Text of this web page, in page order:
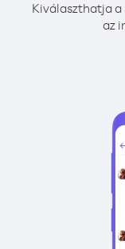
Kiválaszthatja
az